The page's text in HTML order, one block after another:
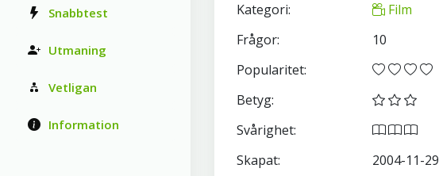
Snabbtest
Utmaning
Vetligan
Information
Kategori:
Film
Frågor:
10
Popularitet:
Betyg:
Svårighet:
Skapat:
2004-11-29